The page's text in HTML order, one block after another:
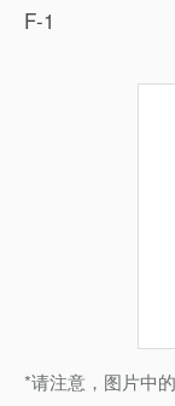
F-1
*请注意，图片中